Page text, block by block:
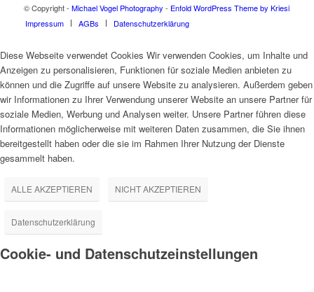
© Copyright - Michael Vogel Photography - Enfold WordPress Theme by Kriesi
Impressum
AGBs Datenschutzerklärung
Diese Webseite verwendet Cookies Wir verwenden Cookies, um Inhalte und
Anzeigen zu personalisieren, Funktionen für soziale Medien anbieten zu
können und die Zugriffe auf unsere Website zu analysieren. Außerdem geben
wir Informationen zu Ihrer Verwendung unserer Website an unsere Partner für
soziale Medien, Werbung und Analysen weiter. Unsere Partner führen diese
Informationen möglicherweise mit weiteren Daten zusammen, die Sie ihnen
bereitgestellt haben oder die sie im Rahmen Ihrer Nutzung der Dienste
gesammelt haben.
ALLE AKZEPTIEREN NICHT AKZEPTIEREN
Datenschutzerklärung
Cookie- und Datenschutzeinstellungen